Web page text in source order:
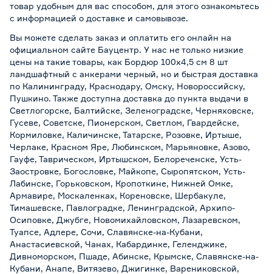
товар удобным для вас способом, для этого ознакомьтесь
с информацией о доставке и самовывозе.
Вы можете сделать заказ и оплатить его онлайн на
официальном сайте Бауцентр. У нас не только низкие
цены на такие товары, как Бордюр 100х4,5 см 8 шт
ландшафтный с анкерами черный, но и быстрая доставка
по Калининграду, Краснодару, Омску, Новороссийску,
Пушкино. Также доступна доставка до пункта выдачи в
Светлогорске, Балтийске, Зеленоградске, Черняховске,
Гусеве, Советске, Пионерском, Светлом, Гвардейске,
Кормиловке, Каличинске, Татарске, Розовке, Иртыше,
Черлаке, Красном Яре, Любинском, Марьяновке, Азово,
Гауфе, Таврическом, Иртышском, Белореченске, Усть-
Заостровке, Богословке, Майкопе, Сыропятском, Усть-
Лабинске, Горьковском, Кропоткине, Нижней Омке,
Армавире, Москаленках, Кореновске, Шербакуле,
Тимашевске, Павлоградке, Ленинградской, Архипо-
Осиповке, Джубге, Новомихайловском, Лазаревском,
Туапсе, Адлере, Сочи, Славянске-на-Кубани,
Анастасиевской, Чанах, Кабардинке, Геленджике,
Дивноморском, Пшаде, Абинске, Крымске, Славянске-на-
Кубани, Анапе, Витязево, Джигинке, Варениковской,